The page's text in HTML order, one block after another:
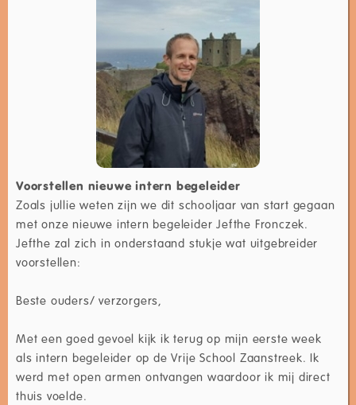
Voorstellen nieuwe intern begeleider
Zoals jullie weten zijn we dit schooljaar van start gegaan
met onze nieuwe intern begeleider Jefthe Fronczek.
Jefthe zal zich in onderstaand stukje wat uitgebreider
voorstellen:
Beste ouders/ verzorgers,
Met een goed gevoel kijk ik terug op mijn eerste week
als intern begeleider op de Vrije School Zaanstreek. Ik
werd met open armen ontvangen waardoor ik mij direct
thuis voelde.